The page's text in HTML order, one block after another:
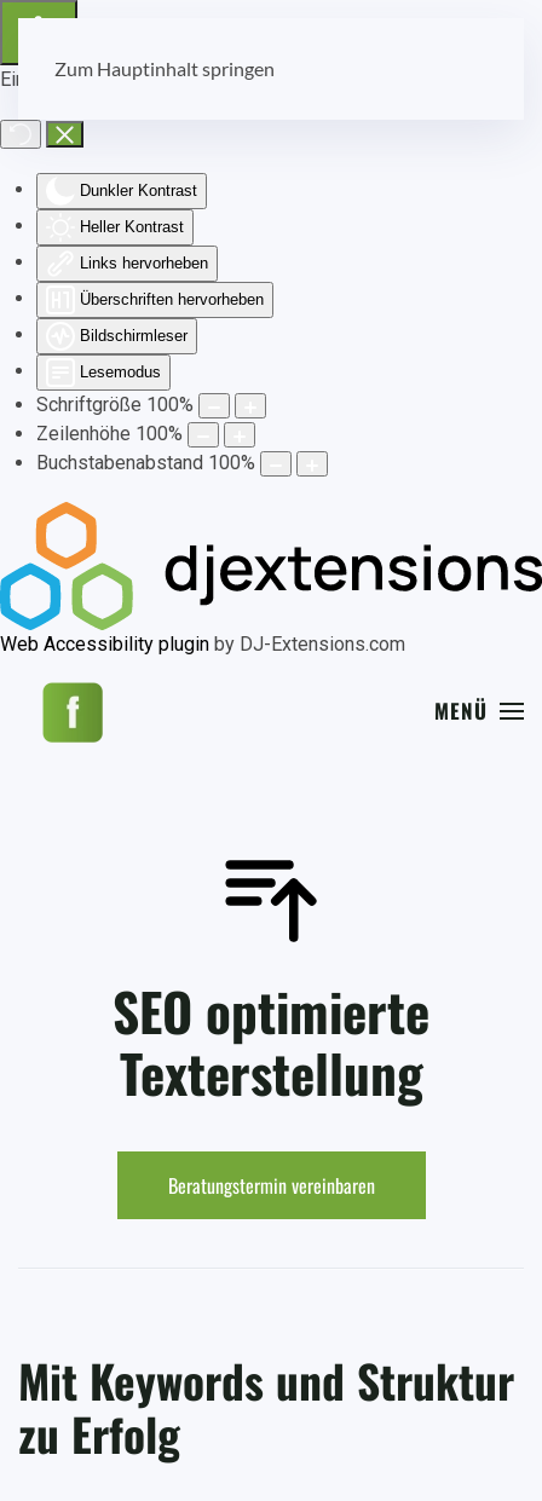
Eingabehilfen öffnen
Dunkler Kontrast
Heller Kontrast
Links hervorheben
Überschriften hervorheben
Bildschirmleser
Lesemodus
Schriftgröße 100%
Zeilenhöhe 100%
Buchstabenabstand 100%
Web Accessibility plugin by DJ-Extensions.com
Zum Hauptinhalt springen
MENÜ
SEO optimierte
Texterstellung
Beratungstermin vereinbaren
Mit Keywords und Struktur
zu Erfolg